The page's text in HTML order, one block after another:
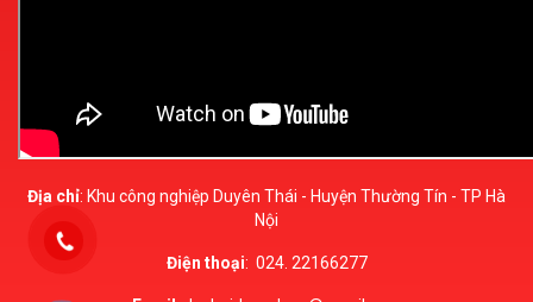
Địa chỉ: Khu công nghiệp Duyên Thái - Huyện Thường Tín - TP Hà
Nội
Điện thoại: 024. 22166277